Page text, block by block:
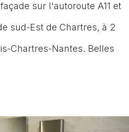
sur l'autoroute A11 et
sud-Est de Chartres, à 2
Chartres-Nantes. Belles